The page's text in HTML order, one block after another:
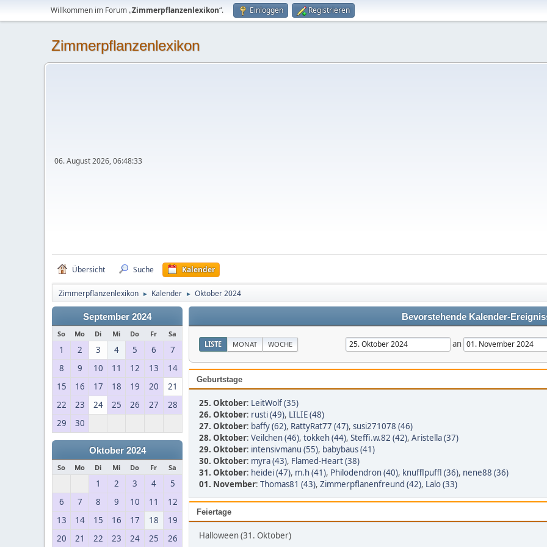
Willkommen im Forum „Zimmerpflanzenlexikon“. Einloggen Registrieren
Zimmerpflanzenlexikon
06. August 2026, 06:48:33
Übersicht Suche Kalender
Zimmerpflanzenlexikon ► Kalender ► Oktober 2024
September 2024
So Mo Di Mi Do Fr Sa
1 2 3 4 5 6
7
8
9 10 11 12 13
14
15
16 17 18 19 20
21
22
23 24 25 26 27
28
29
30
Oktober 2024
So Mo Di Mi Do Fr Sa
1 2 3 4
5
6
7 8 9 10 11
12
13
14 15 16 17 18
19
20
21 22 23 24 25 26
Bevorstehende Kalender-
LISTE MONAT WOCHE an
Geburtstage
25. Oktober: LeitWolf (35)
26. Oktober: rusti (49), LILIE (48)
27. Oktober: baffy (62), RattyRat77 (47), susi271078 (46)
28. Oktober: Veilchen (46), tokkeh (44), Steffi.w.82 (42), Aristella (37)
29. Oktober: intensivmanu (55), babybaus (41)
30. Oktober: myra (43), Flamed-Heart (38)
31. Oktober: heidei (47), m.h (41), Philodendron (40), knufflpuffl (36), nene88 (36)
01. November: Thomas81 (43), Zimmerpflanenfreund (42), Lalo (33)
Feiertage
Halloween (31. Oktober)